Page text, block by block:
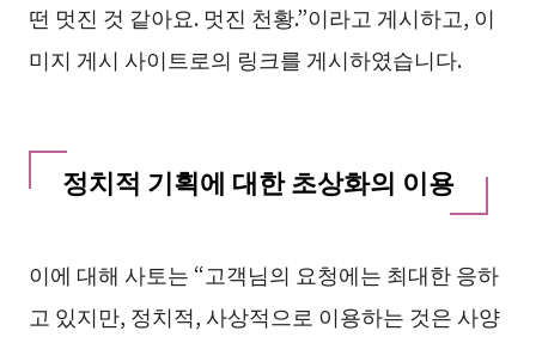
떤 멋진 것 같아요. 멋진 천황.”이라고 게시하고, 이
미지 게시 사이트로의 링크를 게시하였습니다.
정치적 기획에 대한 초상화의 이용
이에 대해 사토는 “고객님의 요청에는 최대한 응하
고 있지만, 정치적, 사상적으로 이용하는 것은 사양